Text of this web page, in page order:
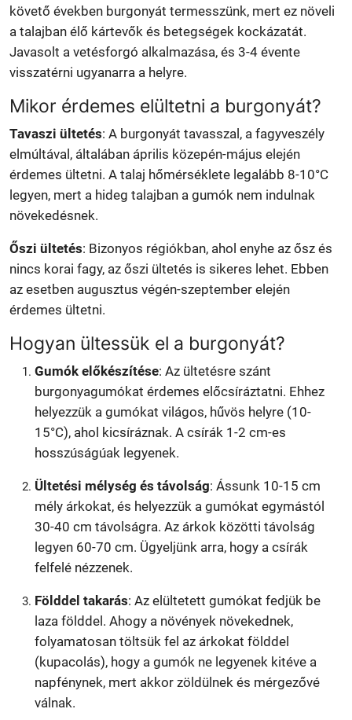
követő években burgonyát termesszünk, mert ez növeli
a talajban élő kártevők és betegségek kockázatát.
Javasolt a vetésforgó alkalmazása, és 3-4 évente
visszatérni ugyanarra a helyre.
Mikor érdemes elültetni a burgonyát?
Tavaszi ültetés: A burgonyát tavasszal, a fagyveszély
elmúltával, általában április közepén-május elején
érdemes ültetni. A talaj hőmérséklete legalább 8-10°C
legyen, mert a hideg talajban a gumók nem indulnak
növekedésnek.
Őszi ültetés: Bizonyos régiókban, ahol enyhe az ősz és
nincs korai fagy, az őszi ültetés is sikeres lehet. Ebben
az esetben augusztus végén-szeptember elején
érdemes ültetni.
Hogyan ültessük el a burgonyát?
Gumók előkészítése: Az ültetésre szánt
burgonyagumókat érdemes előcsíráztatni. Ehhez
helyezzük a gumókat világos, hűvös helyre (10-
15°C), ahol kicsíráznak. A csírák 1-2 cm-es
hosszúságúak legyenek.
Ültetési mélység és távolság: Ássunk 10-15 cm
mély árkokat, és helyezzük a gumókat egymástól
30-40 cm távolságra. Az árkok közötti távolság
legyen 60-70 cm. Ügyeljünk arra, hogy a csírák
felfelé nézzenek.
Földdel takarás: Az elültetett gumókat fedjük be
laza földdel. Ahogy a növények növekednek,
folyamatosan töltsük fel az árkokat földdel
(kupacolás), hogy a gumók ne legyenek kitéve a
napfénynek, mert akkor zöldülnek és mérgezővé
válnak.